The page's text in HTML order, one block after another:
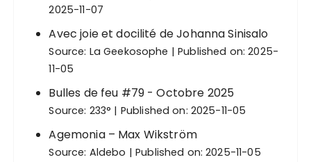
2025-11-07
Avec joie et docilité de Johanna Sinisalo
Source: La Geekosophe
Published on: 2025-
11-05
Bulles de feu #79 - Octobre 2025
Source: 233° Published on: 2025-11-05
Agemonia – Max Wikström
Source: Aldebo Published on: 2025-11-05